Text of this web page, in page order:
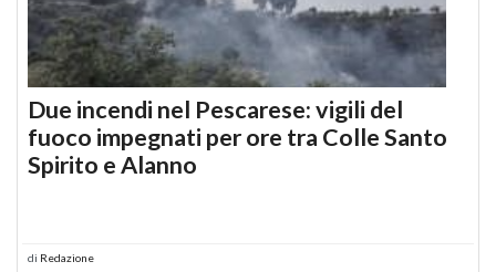
Due incendi nel Pescarese: vigili del
fuoco impegnati per ore tra Colle Santo
Spirito e Alanno
di Redazione